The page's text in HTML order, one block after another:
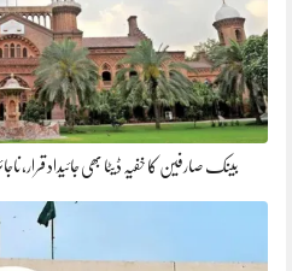
بینک صارفین کا خفیہ ڈیٹا بھی جائیداد قرار،